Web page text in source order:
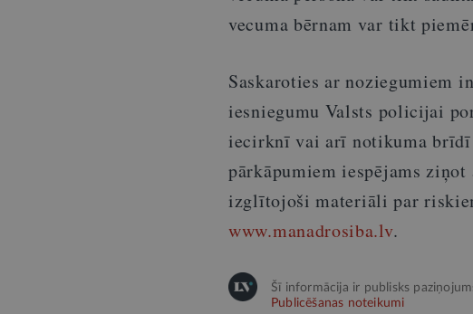
vecuma bērnam var tikt
Saskaroties ar noziegumiem
iesniegumu Valsts policijai
iecirknī vai arī notikuma
pārkāpumiem iespējams
izglītojoši materiāli par
www.manadrosiba.lv.
Šī informācija ir publisks
Publicēšanas noteikumi